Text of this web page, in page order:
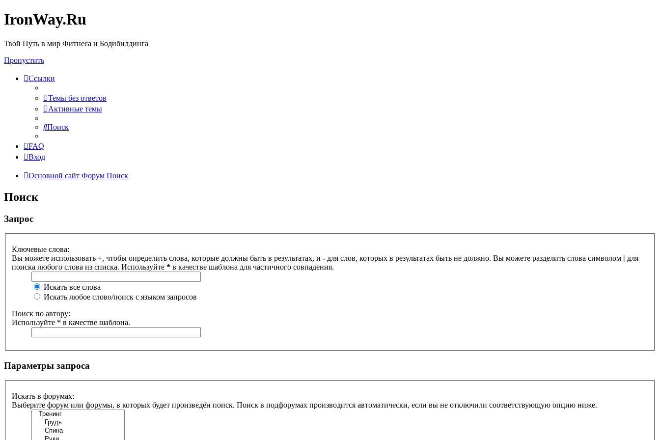
IronWay.Ru
Твой Путь в мир Фитнеса и Бодибилдинга
Пропустить
Ссылки
Темы без ответов
Активные темы
Поиск
FAQ
Вход
Основной сайт Форум Поиск
Поиск
Запрос
Ключевые слова:
Вы можете использовать +, чтобы определить слова, которые должны быть в результатах, и - для слов, которых в результатах быть не должно. Вы можете разделить слова символом | для
поиска любого слова из списка. Используйте * в качестве шаблона для частичного совпадения.
Искать все слова
Искать любое слово/поиск с языком запросов
Поиск по автору:
Используйте * в качестве шаблона.
Параметры запроса
Искать в форумах:
Выберите форум или форумы, в которых будет произведён поиск. Поиск в подфорумах производится автоматически, если вы не отключили соответствующую опцию ниже.